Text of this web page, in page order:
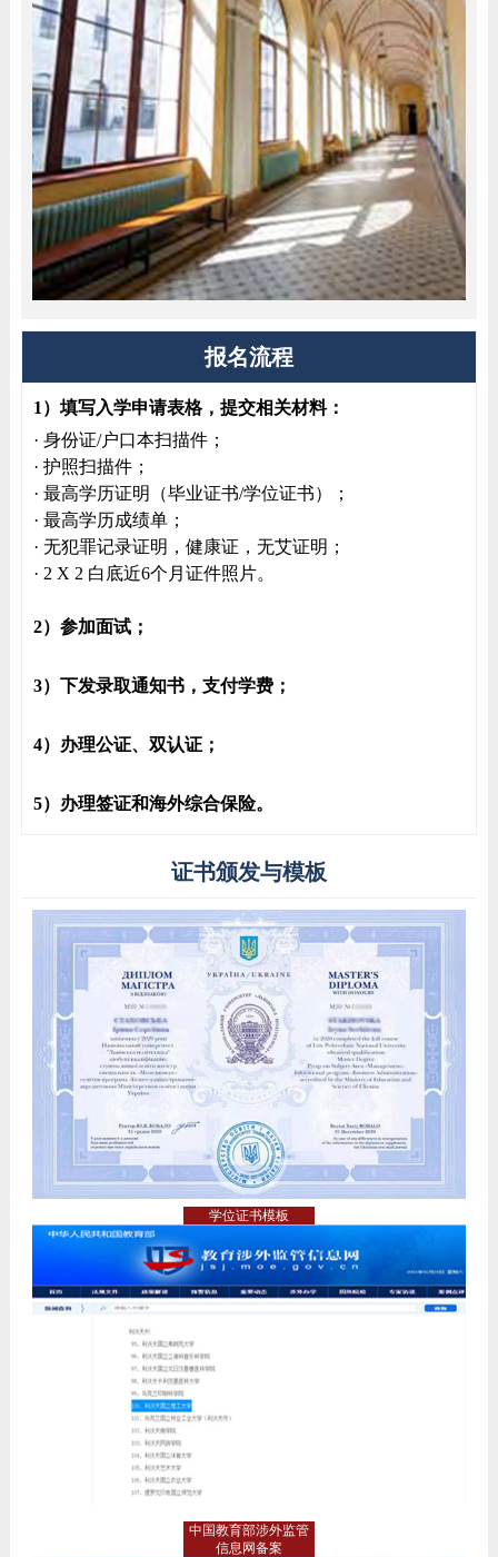
报名流程
1）填写入学申请表格，提交相关材料：
· 身份证/户口本扫描件；
· 护照扫描件；
· 最高学历证明（毕业证书/学位证书）；
· 最高学历成绩单；
· 无犯罪记录证明，健康证，无艾证明；
· 2 X 2 白底近6个月证件照片。
2）参加面试；
3）下发录取通知书，支付学费；
4）办理公证、双认证；
5）办理签证和海外综合保险。
证书颁发与模板
学位证书模板
中国教育部涉外监管
信息网备案